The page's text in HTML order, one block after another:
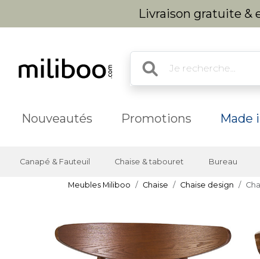
Livraison gratuite &
Nouveautés Promotions Made
Canapé & Fauteuil Chaise & tabouret Bureau
Meubles Miliboo Chaise Chaise design